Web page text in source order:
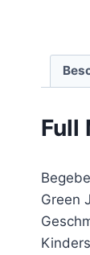
Full
Green